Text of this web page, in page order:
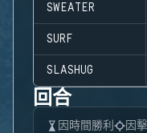
SWEATER
SURF
SLASHUG
回合
因時間勝利 因